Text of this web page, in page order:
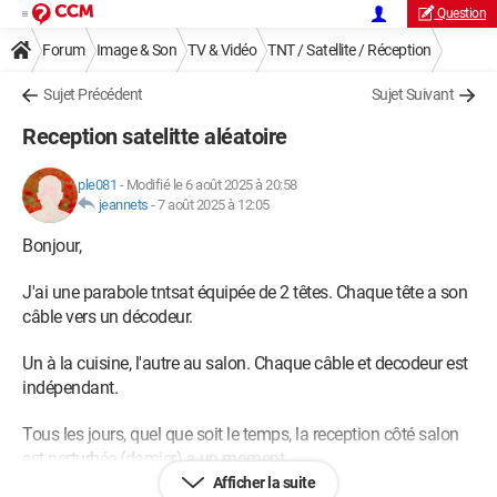
Question
Forum Image & Son TV & Vidéo TNT / Satellite / Réception
Sujet Précédent Sujet Suivant
Reception satelitte aléatoire
ple081 - Modifié le 6 août 2025 à 20:58
jeannets -7 août 2025 à 12:05
Bonjour,
J'ai une parabole tntsat équipée de 2 têtes. Chaque tête a son
câble vers un décodeur.
Un à la cuisine, l'autre au salon. Chaque câble et decodeur est
indépendant.
Tous les jours, quel que soit le temps, la reception côté salon
est perturbée (damier) a un moment.
Afficher la suite